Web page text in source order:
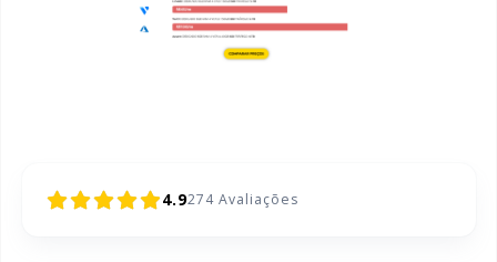
4.9274 Avaliações